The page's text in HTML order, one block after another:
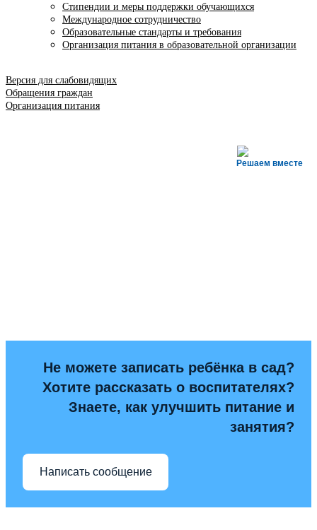
Стипендии и меры поддержки обучающихся
Международное сотрудничество
Образовательные стандарты и требования
Организация питания в образовательной организации
Версия для слабовидящих
Обращения граждан
Организация питания
Решаем вместе
Не можете записать ребёнка в сад?
Хотите рассказать о воспитателях?
Знаете, как улучшить питание и
занятия?
Написать сообщение